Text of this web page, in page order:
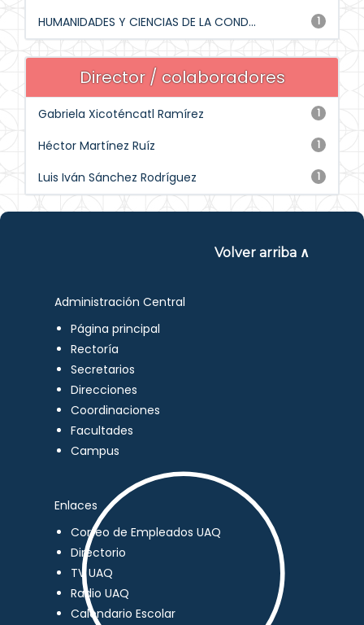
1
HUMANIDADES Y CIENCIAS DE LA COND...
Director / colaboradores
1
Gabriela Xicoténcatl Ramírez
1
Héctor Martínez Ruíz
1
Luis Iván Sánchez Rodríguez
Volver arriba ∧
Administración Central
Página principal
Rectoría
Secretarios
Direcciones
Coordinaciones
Facultades
Campus
Enlaces
Correo de Empleados UAQ
Directorio
TV UAQ
Radio UAQ
Calendario Escolar